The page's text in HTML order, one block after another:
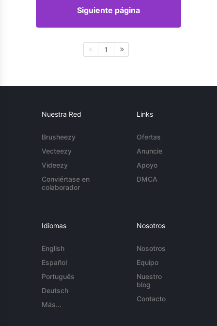
Siguiente página
1
Nuestra Red
Brusheezy
Vecteezy
Videezy
Conviértase en
colaborador
Links
Ofertas
Anuncie
Apoyo
DMCA
Idiomas
English
Español
Português
Deutsch
Más...
Nosotros
Nosotros
Equipo
Nuestro
blog
Contacto